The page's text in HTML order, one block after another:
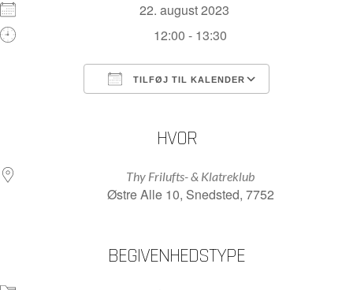
22. august 2023
12:00 - 13:30
TILFØJ TIL KALENDER
HVOR
Thy Frilufts- & Klatreklub
Østre Alle 10, Snedsted, 7752
BEGIVENHEDSTYPE